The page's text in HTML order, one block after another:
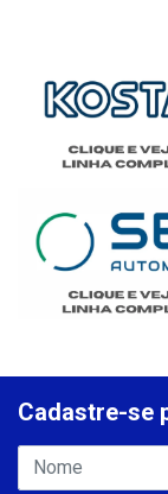
Cadastre-se